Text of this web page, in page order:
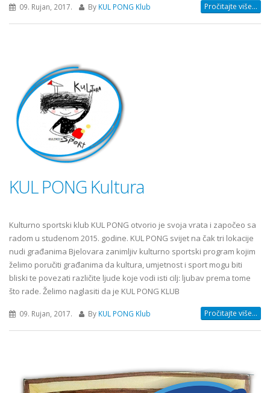
09. Rujan, 2017. By KUL PONG Klub Pročitajte više...
KUL PONG Kultura
Kulturno sportski klub KUL PONG otvorio je svoja vrata i započeo sa
radom u studenom 2015. godine. KUL PONG svijet na čak tri lokacije
nudi građanima Bjelovara zanimljiv kulturno sportski program kojim
želimo poručiti građanima da kultura, umjetnost i sport mogu biti
bliski te povezati različite ljude koje vodi isti cilj: ljubav prema tome
što rade. Želimo naglasiti da je KUL PONG KLUB
09. Rujan, 2017. By KUL PONG Klub Pročitajte više...